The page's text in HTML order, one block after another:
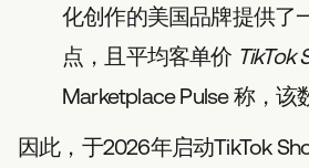
化创作的美国品牌提供了
点，且平均客单价 TikTok
Marketplace Pulse 称，该
因此，于2026年启动TikTok